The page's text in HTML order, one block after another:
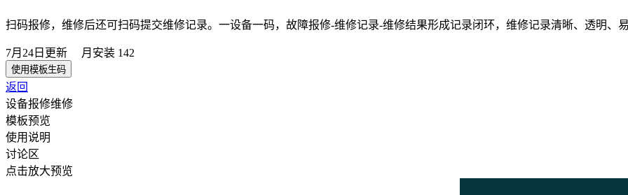
扫码报修，维修后还可扫码提交维修记录。一设备一码，故障报修-维修记录-维修结果形成记录闭环，维修记录清晰、透明、
7月24日 更新 月安装 142
使用模板生码
返回
设备报修维修
模板预览
使用说明
讨论区
点击放大预览